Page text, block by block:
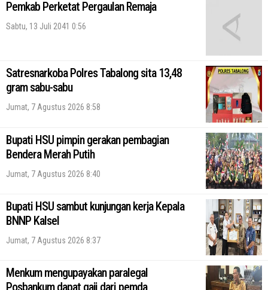
Pemkab Perketat Pergaulan Remaja
Sabtu, 13 Juli 2041 0:56
Satresnarkoba Polres Tabalong sita 13,48
gram sabu-sabu
Jumat, 7 Agustus 2026 8:58
Bupati HSU pimpin gerakan pembagian
Bendera Merah Putih
Jumat, 7 Agustus 2026 8:40
Bupati HSU sambut kunjungan kerja Kepala
BNNP Kalsel
Jumat, 7 Agustus 2026 8:37
Menkum mengupayakan paralegal
Posbankum dapat gaji dari pemda